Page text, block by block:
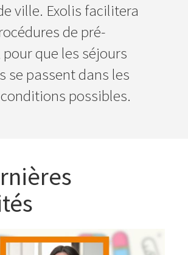
ville. Exolis facilitera
de pré-
que les séjours
se passent dans les
possibles.